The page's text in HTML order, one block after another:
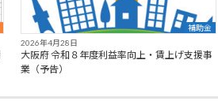
補助金
2026年4月28日
大阪府 令和８年度利益率向上・賃上げ支援事
業（予告）